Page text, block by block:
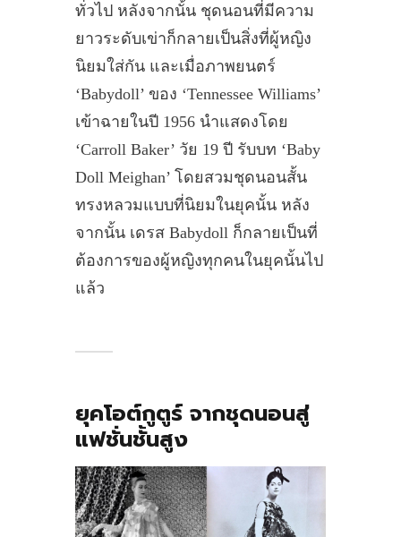
ทั่วไป หลังจากนั้น ชุดนอนที่มีความ
ยาวระดับเข่าก็กลายเป็นสิ่งที่ผู้หญิง
นิยมใส่กัน และเมื่อภาพยนตร์
‘Babydoll’ ของ ‘Tennessee Williams’
เข้าฉายในปี 1956 นำแสดงโดย
‘Carroll Baker’ วัย 19 ปี รับบท ‘Baby
Doll Meighan’ โดยสวมชุดนอนสั้น
ทรงหลวมแบบที่นิยมในยุคนั้น หลัง
จากนั้น เดรส Babydoll ก็กลายเป็นที่
ต้องการของผู้หญิงทุกคนในยุคนั้นไป
แล้ว
ยุคโอต์กูตูร์ จากชุดนอนสู่
แฟชั่นชั้นสูง